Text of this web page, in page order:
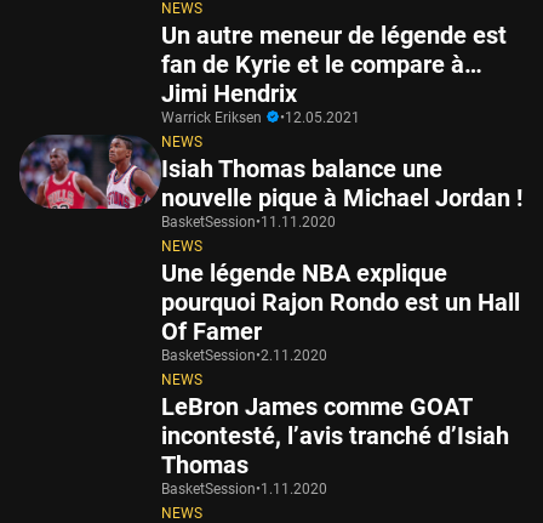
NEWS
Un autre meneur de légende est
fan de Kyrie et le compare à…
Jimi Hendrix
Warrick Eriksen •12.05.2021
NEWS
Isiah Thomas balance une
nouvelle pique à Michael Jordan !
BasketSession•11.11.2020
NEWS
Une légende NBA explique
pourquoi Rajon Rondo est un Hall
Of Famer
BasketSession•2.11.2020
NEWS
LeBron James comme GOAT
incontesté, l’avis tranché d’Isiah
Thomas
BasketSession•1.11.2020
NEWS